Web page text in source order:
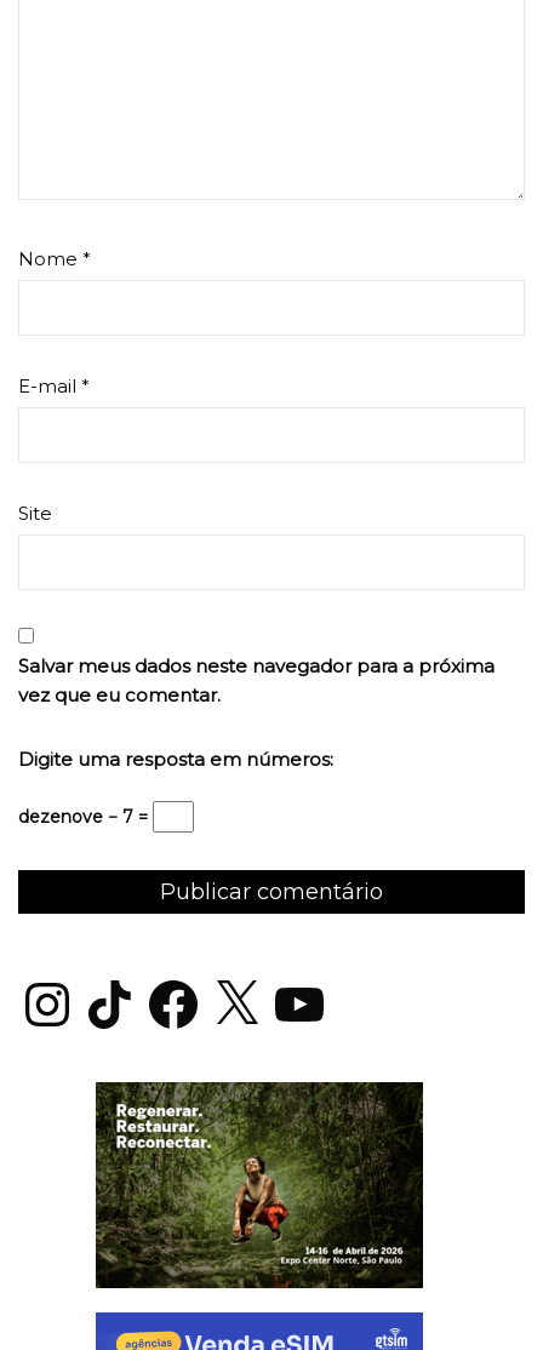
Nome *
E-mail *
Site
Salvar meus dados neste navegador para a próxima
vez que eu comentar.
Digite uma resposta em números:
dezenove − 7 =
InstagramTikTok Facebook
X YouTube